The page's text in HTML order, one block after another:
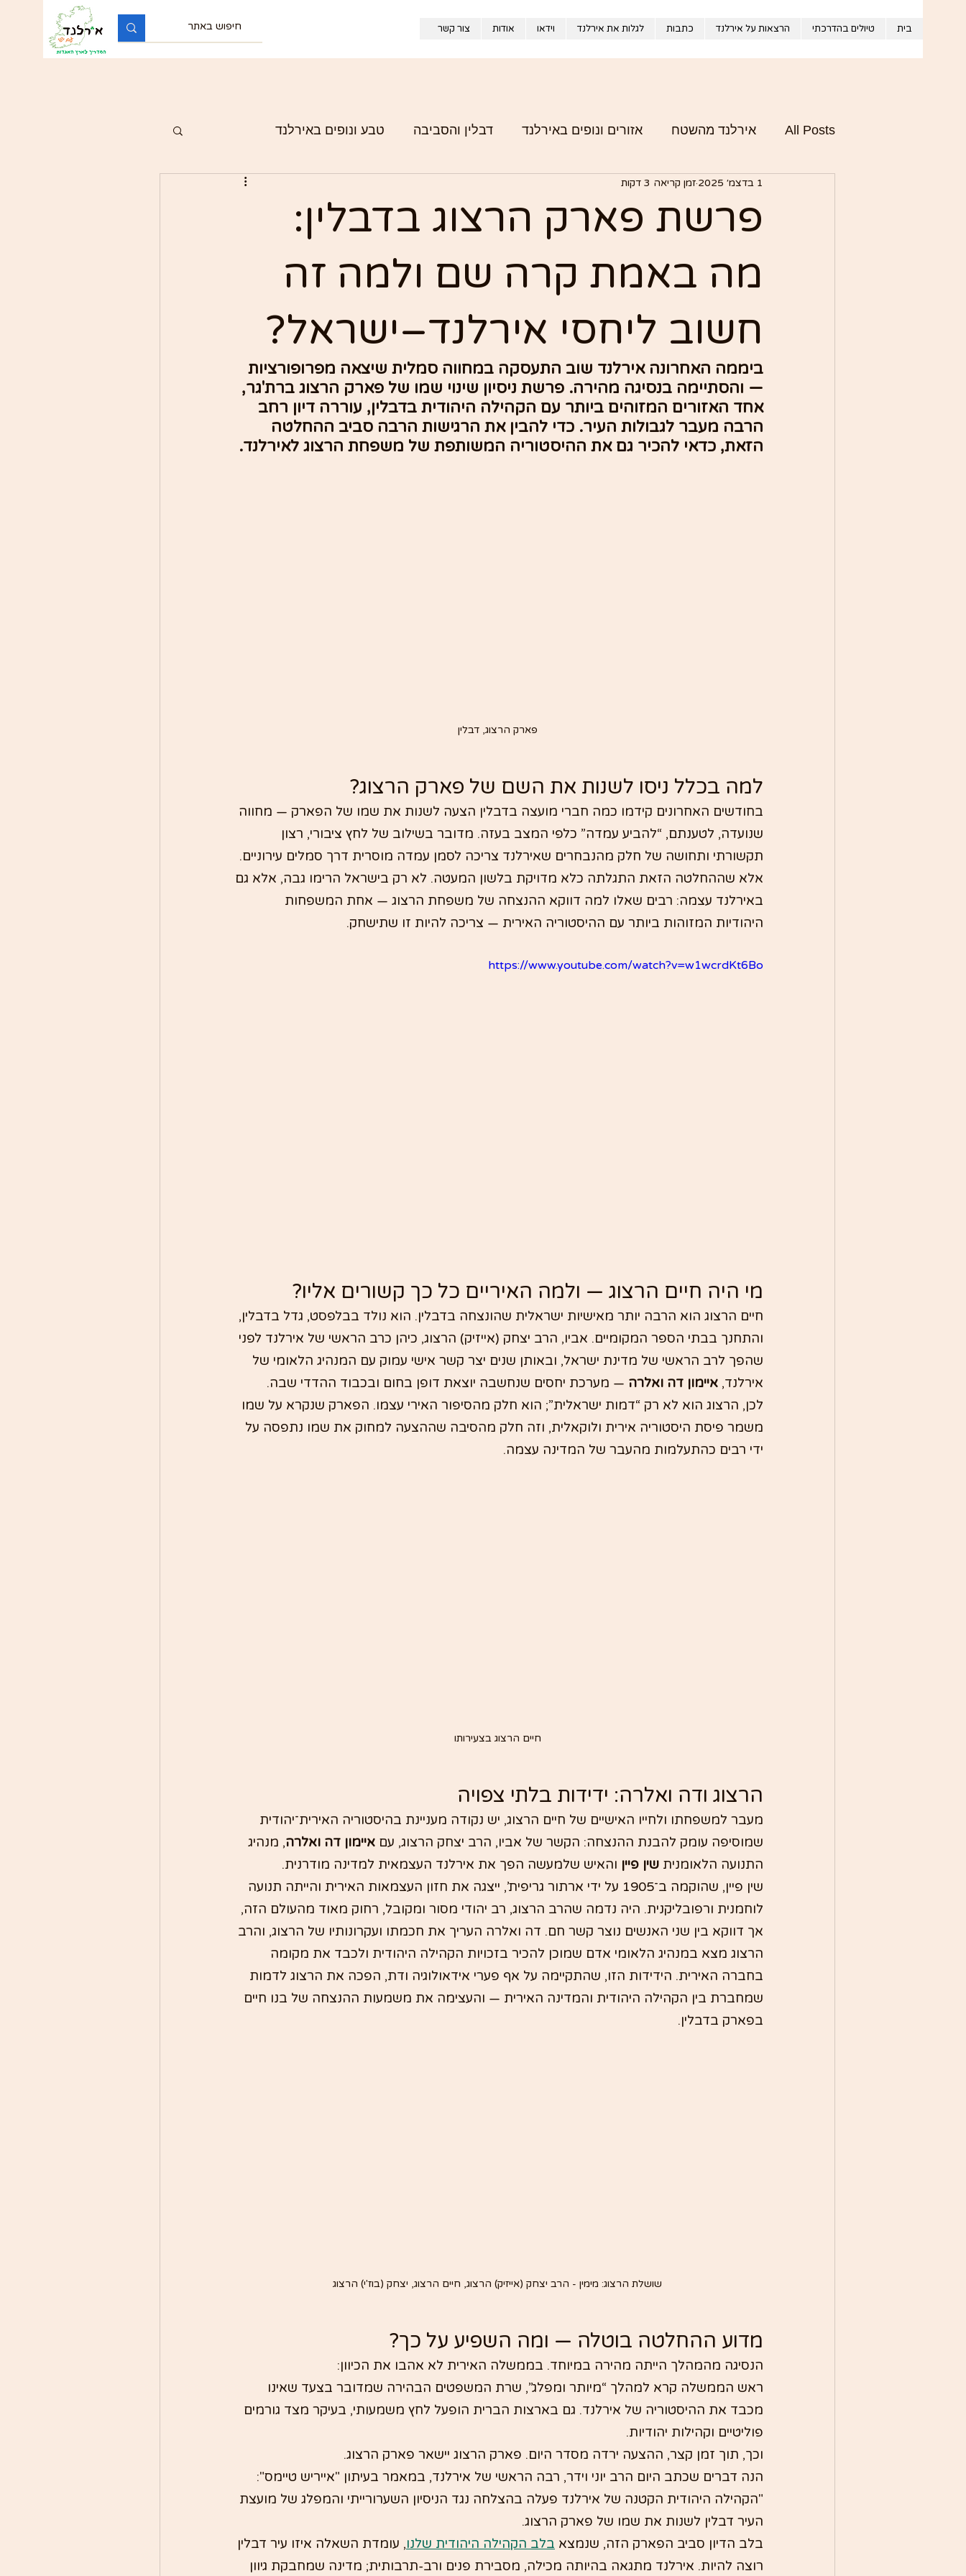
בית טיולים בהדרכתי הרצאות על אירלנד כתבות לגלות את אירלנד וידאו אודות צור קשר
All Posts אירלנד מהשטח אזורים ונופים באירלנד דבלין והסביבה טבע ונופים באירלנד
התרבות והסיפור של אירלנד אירלנד מבפנים – חוויות מהדרך
פרשת פארק הרצוג בדבלין:
מה באמת קרה שם ולמה זה
חשוב ליחסי אירלנד–ישראל?
1 בדצמ׳ 2025 זמן קריאה 3 דקות
ביממה האחרונה אירלנד שוב התעסקה במחווה סמלית שיצאה מפרופורציות
— והסתיימה בנסיגה מהירה. פרשת ניסיון שינוי שמו של פארק הרצוג ברת'גר,
אחד האזורים המזוהים ביותר עם הקהילה היהודית בדבלין, עוררה דיון רחב
הרבה מעבר לגבולות העיר. כדי להבין את הרגישות הרבה סביב ההחלטה
הזאת, כדאי להכיר גם את ההיסטוריה המשותפת של משפחת הרצוג לאירלנד.
פארק הרצוג, דבלין
למה בכלל ניסו לשנות את השם של פארק הרצוג?
בחודשים האחרונים קידמו כמה חברי מועצה בדבלין הצעה לשנות את שמו של הפארק — מחווה
שנועדה, לטענתם, “להביע עמדה” כלפי המצב בעזה. מדובר בשילוב של לחץ ציבורי, רצון
תקשורתי ותחושה של חלק מהנבחרים שאירלנד צריכה לסמן עמדה מוסרית דרך סמלים עירוניים.
אלא שההחלטה הזאת התגלתה כלא מדויקת בלשון המעטה. לא רק בישראל הרימו גבה, אלא גם
באירלנד עצמה: רבים שאלו למה דווקא ההנצחה של משפחת הרצוג — אחת המשפחות
היהודיות המזוהות ביותר עם ההיסטוריה האירית — צריכה להיות זו שתישחק.
https://www.youtube.com/watch?v=w1wcrdKt6Bo
מי היה חיים הרצוג — ולמה האיריים כל כך קשורים אליו?
חיים הרצוג הוא הרבה יותר מאישיות ישראלית שהונצחה בדבלין. הוא נולד בבלפסט, גדל בדבלין,
והתחנך בבתי הספר המקומיים. אביו, הרב יצחק (אייזיק) הרצוג, כיהן כרב הראשי של אירלנד לפני
שהפך לרב הראשי של מדינת ישראל, ובאותן שנים יצר קשר אישי עמוק עם המנהיג הלאומי של
אירלנד, איימון דה ואלרה — מערכת יחסים שנחשבה יוצאת דופן בחום ובכבוד ההדדי שבה.
לכן, הרצוג הוא לא רק “דמות ישראלית”; הוא חלק מהסיפור האירי עצמו. הפארק שנקרא על שמו
משמר פיסת היסטוריה אירית ולוקאלית, וזה חלק מהסיבה שההצעה למחוק את שמו נתפסה על
ידי רבים כהתעלמות מהעבר של המדינה עצמה.
חיים הרצוג בצעירותו
הרצוג ודה ואלרה: ידידות בלתי צפויה
מעבר למשפחתו ולחייו האישיים של חיים הרצוג, יש נקודה מעניינת בהיסטוריה האירית־יהודית
שמוסיפה עומק להבנת ההנצחה: הקשר של אביו, הרב יצחק הרצוג, עם איימון דה ואלרה, מנהיג
התנועה הלאומנית שין פיין והאיש שלמעשה הפך את אירלנד העצמאית למדינה מודרנית.
שין פיין, שהוקמה ב־1905 על ידי ארתור גריפית’, ייצגה את חזון העצמאות האירית והייתה תנועה
לוחמנית ורפובליקנית. היה נדמה שהרב הרצוג, רב יהודי מסור ומקובל, רחוק מאוד מהעולם הזה,
אך דווקא בין שני האנשים נוצר קשר חם. דה ואלרה העריך את חכמתו ועקרונותיו של הרצוג, והרב
הרצוג מצא במנהיג הלאומי אדם שמוכן להכיר בזכויות הקהילה היהודית ולכבד את מקומה
בחברה האירית. הידידות הזו, שהתקיימה על אף פערי אידאולוגיה ודת, הפכה את הרצוג לדמות
שמחברת בין הקהילה היהודית והמדינה האירית — והעצימה את משמעות ההנצחה של בנו חיים
בפארק בדבלין.
שושלת הרצוג: מימין - הרב יצחק (אייזיק) הרצוג, חיים הרצוג, יצחק (בוז'י) הרצוג
מדוע ההחלטה בוטלה — ומה השפיע על כך?
הנסיגה מהמהלך הייתה מהירה במיוחד. בממשלה האירית לא אהבו את הכיוון:
ראש הממשלה קרא למהלך “מיותר ומפלג”, שרת המשפטים הבהירה שמדובר בצעד שאינו
מכבד את ההיסטוריה של אירלנד. גם בארצות הברית הופעל לחץ משמעותי, בעיקר מצד גורמים
פוליטיים וקהילות יהודיות.
וכך, תוך זמן קצר, ההצעה ירדה מסדר היום. פארק הרצוג יישאר פארק הרצוג.
הנה דברים שכתב היום הרב יוני וידר, רבה הראשי של אירלנד, במאמר בעיתון "אייריש טיימס":
"הקהילה היהודית הקטנה של אירלנד פעלה בהצלחה נגד הניסיון השערורייתי והמפלג של מועצת
העיר דבלין לשנות את שמו של פארק הרצוג.
בלב הדיון סביב הפארק הזה, שנמצא בלב הקהילה היהודית שלנו, עומדת השאלה איזו עיר דבלין
רוצה להיות. אירלנד מתגאה בהיותה מכילה, מסבירת פנים ורב-תרבותית; מדינה שמחבקת גיוון